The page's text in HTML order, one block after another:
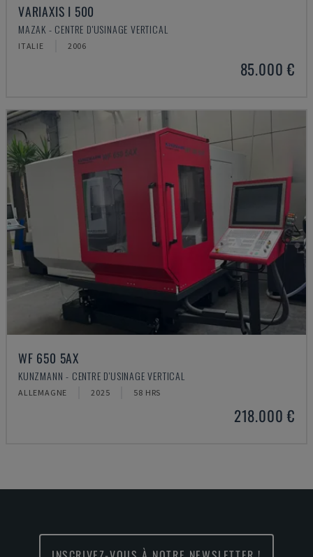
VARIAXIS I 500
MAZAK - CENTRE D'USINAGE VERTICAL
ITALIE 2006
85.000 €
WF 650 5AX
KUNZMANN - CENTRE D'USINAGE VERTICAL
ALLEMAGNE 2025 58 HRS
218.000 €